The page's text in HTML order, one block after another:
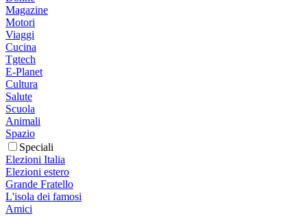
Magazine
Motori
Viaggi
Cucina
Tgtech
E-Planet
Cultura
Salute
Scuola
Animali
Spazio
Speciali
Elezioni Italia
Elezioni estero
Grande Fratello
L'isola dei famosi
Amici